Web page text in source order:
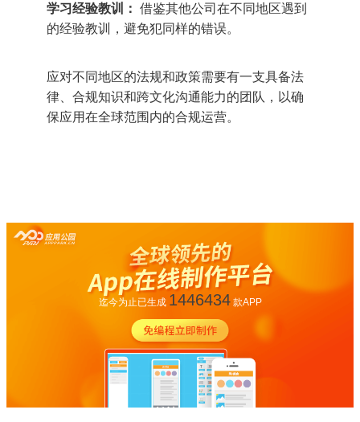
学习经验教训： 借鉴其他公司在不同地区遇到
的经验教训，避免犯同样的错误。
应对不同地区的法规和政策需要有一支具备法
律、合规知识和跨文化沟通能力的团队，以确
保应用在全球范围内的合规运营。
迄今为止已生成 1446434款APP